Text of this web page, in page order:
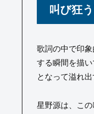
叫び狂
歌詞の中で印
する瞬間を描
となって溢れ
星野源は、こ